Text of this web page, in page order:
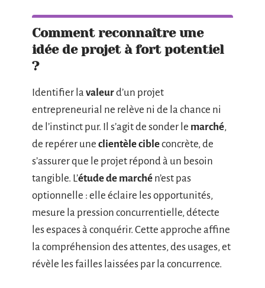
Comment reconnaître une
idée de projet à fort potentiel
?
Identifier la valeurd’un projet
entrepreneurial ne relève ni de la chance ni
de l’instinct pur. Il s’agit de sonder le marché,
de repérer une clientèle cibleconcrète, de
s’assurer que le projet répond à un besoin
tangible. L’étude de marché n’est pas
optionnelle : elle éclaire les opportunités,
mesure la pression concurrentielle, détecte
les espaces à conquérir. Cette approche affine
la compréhension des attentes, des usages, et
révèle les failles laissées par la concurrence.